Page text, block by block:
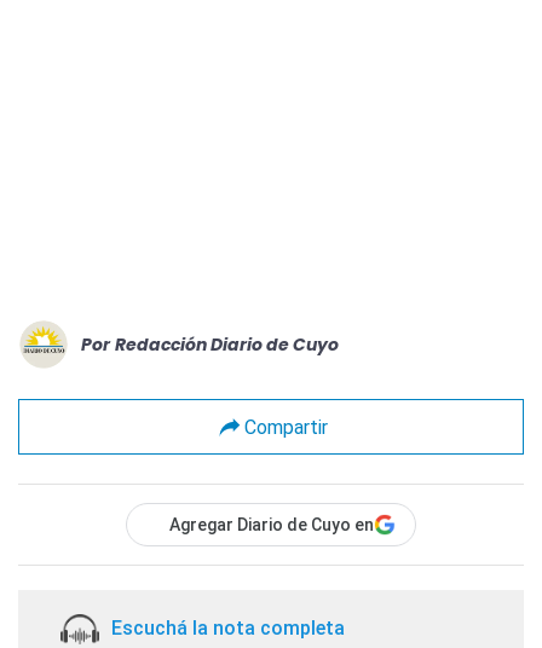
Por Redacción Diario de Cuyo
Compartir
Agregar Diario de Cuyo en
Escuchá la nota completa